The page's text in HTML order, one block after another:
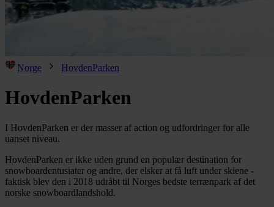
Norge HovdenParken
HovdenParken
I HovdenParken er der masser af action og udfordringer for alle
uanset niveau.
HovdenParken er ikke uden grund en populær destination for
snowboardentusiater og andre, der elsker at få luft under skiene -
faktisk blev den i 2018 udråbt til Norges bedste terrænpark af det
norske snowboardlandshold.